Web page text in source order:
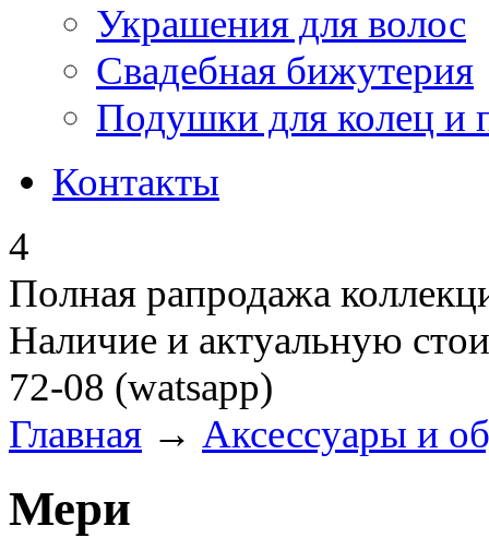
Украшения для волос
Свадебная бижутерия
Подушки для колец и
Контакты
4
Полная рапродажа
Наличие и актуальную
72-08 (watsapp)
Главная → Аксессуары и
Мери